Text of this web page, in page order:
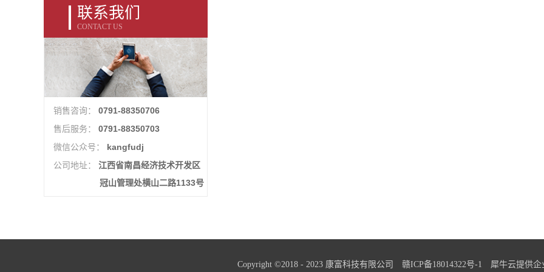
联系我们
CONTACT US
销售咨询： 0791-88350706
售后服务： 0791-88350703
微信公众号： kangfudj
公司地址：
江西省南昌经济技术开发区
冠山管理处横山二路1133号
Copyright ©2018 - 2023 康富科技有限公司 赣ICP备18014322号-1 犀牛云提供企